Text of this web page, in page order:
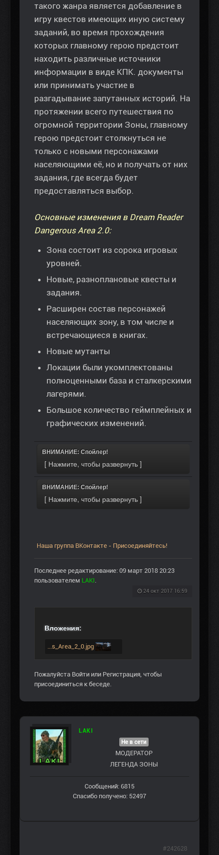
такого жанра является добавление в
игру квестов имеющих иную систему
заданий, во время прохождения
которых главному герою предстоит
находить различные источники
информации в виде КПК. документы
или принимать участие в
разгадывание запутанных историй. На
протяжении всего путешествия по
огромной территории Зоны, главному
герою предстоит столкнуться не
только с новыми персонажами
населяющими её, но и получать от них
задания, где всегда будет
предоставляться выбор.
Основные изменения в Dream Reader
Dangerous Area 2.0:
Зона состоит из сорока игровых
уровней.
Новые, разноплановые квесты и
задания.
Расширен состав персонажей
населяющих зону, в том числе и
встречающиеся в книгах.
Новые мутанты
Локации были укомплектованы
полноценными база и сталкерскими
лагерями.
Большое количество геймплейных и
графических изменений.
ВНИМАНИЕ: Спойлер!
ВНИМАНИЕ: Спойлер!
Наша группа ВКонтакте - Присоединяйтесь!
Последнее редактирование: 09 март 2018 20:23
пользователем LAKI
24 окт 2017 16:59
Вложения:
...s_Area_2_0.jpg
Пожалуйста Войти или Регистрация , чтобы
присоединиться к беседе.
LAKI
Не в сети
МОДЕРАТОР
ЛЕГЕНДА ЗОНЫ
Сообщений: 6815
Спасибо получено: 52497
#242628